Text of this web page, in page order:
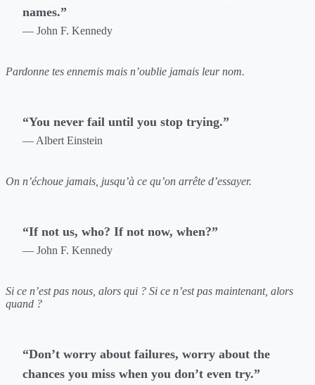
names.”
— John F. Kennedy
Pardonne tes ennemis mais n’oublie jamais leur nom.
“You never fail until you stop trying.”
— Albert Einstein
On n’échoue jamais, jusqu’à ce qu’on arrête d’essayer.
“If not us, who? If not now, when?”
— John F. Kennedy
Si ce n’est pas nous, alors qui ? Si ce n’est pas maintenant, alors
quand ?
“Don’t worry about failures, worry about the
chances you miss when you don’t even try.”